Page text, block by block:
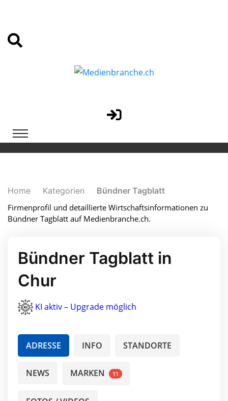
Home Kategorien
Bündner Tagblatt
Firmenprofil und detaillierte Wirtschaftsinformationen zu
Bündner Tagblatt auf Medienbranche.ch.
Bündner Tagblatt in
Chur
KI aktiv – Upgrade möglich
ADRESSE INFO STANDORTE
NEWS MARKEN 11